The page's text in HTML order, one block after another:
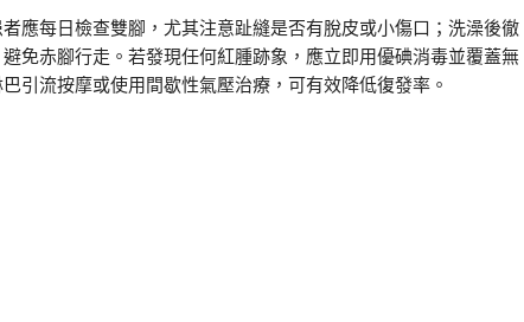
應每日檢查雙腳，尤其注意趾縫是否有脫皮或小傷口；洗澡後徹
免赤腳行走。若發現任何紅腫跡象，應立即用優碘消毒並覆蓋無
引流按摩或使用間歇性氣壓治療，可有效降低復發率。